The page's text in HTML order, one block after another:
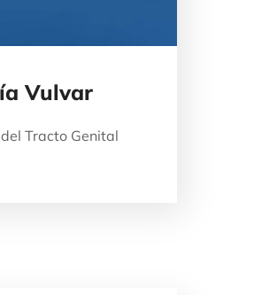
Vulvar
Tracto Genital